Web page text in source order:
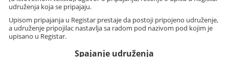
udruženja koja se pripajaju.
Upisom pripajanja u Registar prestaje da postoji pripojeno udruženje,
a udruženje pripojilac nastavlja sa radom pod nazivom pod kojim je
upisano u Registar.
Spajanje udruženja